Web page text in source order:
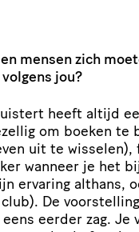
mensen zich
jou?
heeft altijd
om boeken te
uit te wisselen),
wanneer je het
ervaring althans,
De
eerder zag.